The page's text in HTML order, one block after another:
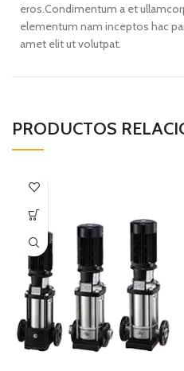
eros.Condimentum a et
elementum nam inceptos hac
amet elit ut volutpat.
PRODUCTOS